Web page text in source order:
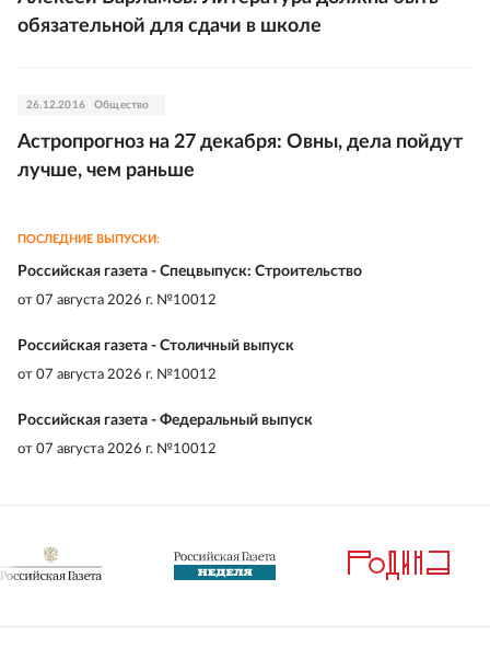
обязательной для сдачи в школе
26.12.2016 Общество
Астропрогноз на 27 декабря: Овны, дела пойдут
лучше, чем раньше
ПОСЛЕДНИЕ ВЫПУСКИ:
Российская газета - Спецвыпуск: Строительство
от 07 августа 2026 г. №10012
Российская газета - Столичный выпуск
от 07 августа 2026 г. №10012
Российская газета - Федеральный выпуск
от 07 августа 2026 г. №10012